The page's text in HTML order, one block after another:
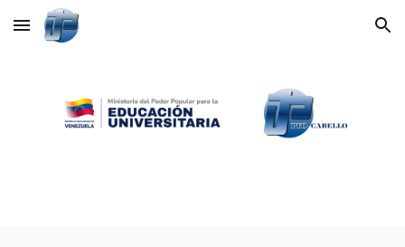
Skip to main content Skip to navigation